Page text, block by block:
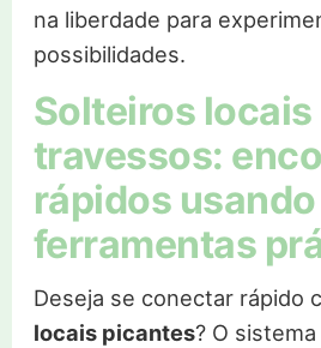
na liberdade para
possibilidades.
Solteiros locais
travessos:
rápidos usando
ferramentas
Deseja se conectar rápido
locais picantes? O